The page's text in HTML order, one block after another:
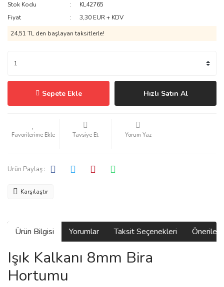
Stok Kodu
KL42765
Fiyat
3,30 EUR + KDV
24,51 TL den başlayan taksitlerle!
Sepete Ekle Hızlı Satın Al
Tavsiye Et Yorum Yaz
Ürün Paylaş :
Karşılaştır
Ürün Bilgisi Yorumlar Taksit Seçenekleri
Işık Kalkanı 8mm Bira
Hortumu